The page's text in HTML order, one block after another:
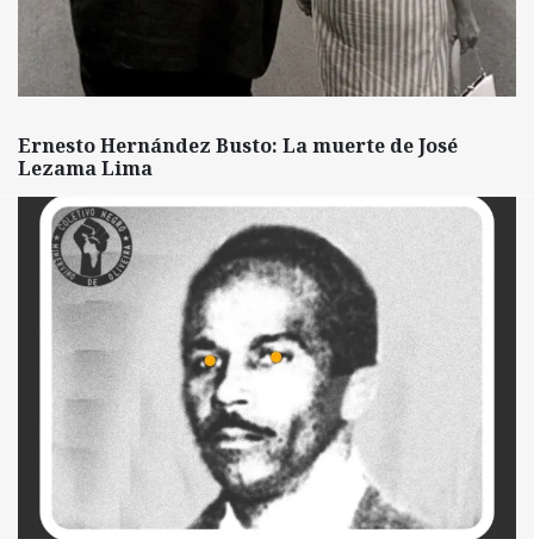
Ernesto Hernández Busto: La muerte de José
Lezama Lima